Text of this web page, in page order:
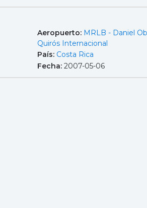
Aeropuerto: MRLB - Daniel
Quirós Internacional
País: Costa Rica
Fecha: 2007-05-06